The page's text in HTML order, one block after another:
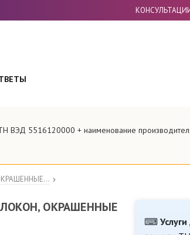
ВЭД 5516120000 + наименование
ОКРАШЕННЫЕ
⌨